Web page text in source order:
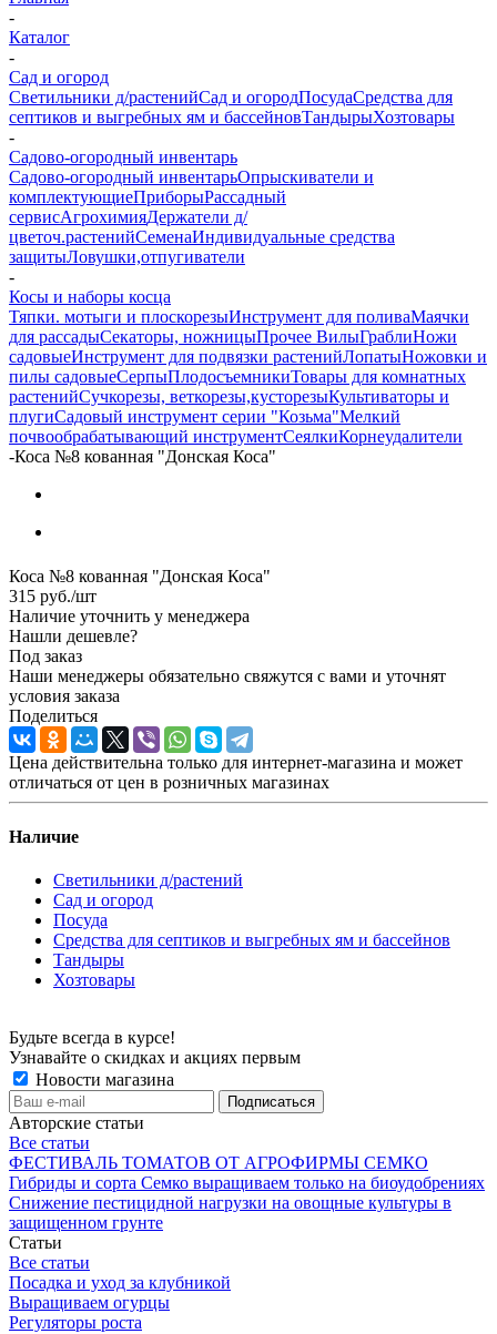
-
Каталог
-
Сад и огород
Светильники д/растенийСад и огородПосудаСредства для
септиков и выгребных ям и бассейновТандырыХозтовары
-
Садово-огородный инвентарь
Садово-огородный инвентарьОпрыскиватели и
комплектующиеПриборыРассадный
сервисАгрохимияДержатели д/
цветоч.растенийСеменаИндивидуальные средства
защитыЛовушки,отпугиватели
-
Косы и наборы косца
Тяпки. мотыги и плоскорезыИнструмент для поливаМаячки
для рассадыСекаторы, ножницыПрочее ВилыГраблиНожи
садовыеИнструмент для подвязки растенийЛопатыНожовки и
пилы садовыеСерпыПлодосъемникиТовары для комнатных
растенийСучкорезы, веткорезы,кусторезыКультиваторы и
плугиСадовый инструмент серии "Козьма"Мелкий
почвообрабатывающий инструментСеялкиКорнеудалители
-Коса №8 кованная "Донская Коса"
Коса №8 кованная "Донская Коса"
315 руб./шт
Наличие уточнить у менеджера
Нашли дешевле?
Под заказ
Наши менеджеры обязательно свяжутся с вами и уточнят
условия заказа
Поделиться
Цена действительна только для интернет-магазина и может
отличаться от цен в розничных магазинах
Наличие
Светильники д/растений
Сад и огород
Посуда
Средства для септиков и выгребных ям и бассейнов
Тандыры
Хозтовары
Будьте всегда в курсе!
Узнавайте о скидках и акциях первым
Новости магазина
Авторские статьи
Все статьи
ФЕСТИВАЛЬ ТОМАТОВ ОТ АГРОФИРМЫ СЕМКО
Гибриды и сорта Семко выращиваем только на биоудобрениях
Снижение пестицидной нагрузки на овощные культуры в
защищенном грунте
Статьи
Все статьи
Посадка и уход за клубникой
Выращиваем огурцы
Регуляторы роста